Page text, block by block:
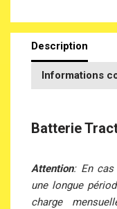
Description
Informations
Batterie
Attention: En
une longue
charge